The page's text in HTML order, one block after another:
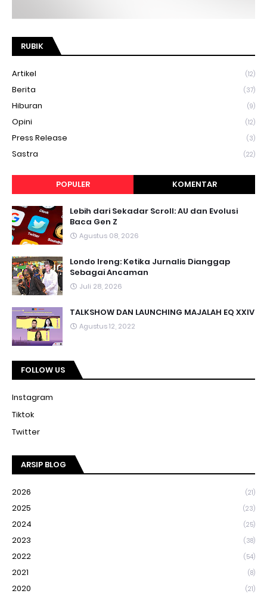
RUBIK
Artikel (12)
Berita (37)
Hiburan (9)
Opini (12)
Press Release (3)
Sastra (22)
POPULER KOMENTAR
Lebih dari Sekadar Scroll: AU dan Evolusi
Baca Gen Z
Agustus 08, 2026
Londo Ireng: Ketika Jurnalis Dianggap
Sebagai Ancaman
Juli 28, 2026
TALKSHOW DAN LAUNCHING MAJALAH EQ XXIV
Agustus 12, 2022
FOLLOW US
Instagram
Tiktok
Twitter
ARSIP BLOG
2026 (21)
2025 (23)
2024 (25)
2023 (38)
2022 (54)
2021 (8)
2020 (21)